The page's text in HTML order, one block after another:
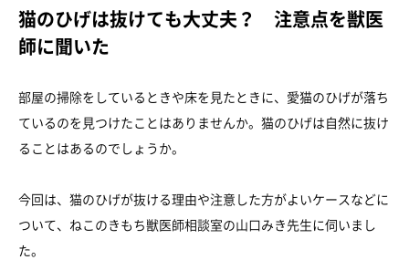
猫のひげは抜けても大丈夫？ 注意点を獣医
師に聞いた
部屋の掃除をしているときや床を見たときに、愛猫のひげが落ち
ているのを見つけたことはありませんか。猫のひげは自然に抜け
ることはあるのでしょうか。
今回は、猫のひげが抜ける理由や注意した方がよいケースなどに
ついて、ねこのきもち獣医師相談室の山口みき先生に伺いまし
た。